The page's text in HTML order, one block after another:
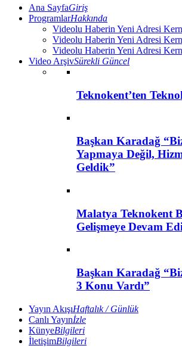
Ana SayfaGiriş
ProgramlarHakkında
Videolu Haberin Yeni Adresi
Videolu Haberin Yeni Adresi
Videolu Haberin Yeni Adresi
Video ArşivSürekli Güncel
Teknokent’ten
Başkan Karadağ
Yapmaya Değil,
Geldik”
Malatya Teknokent
Gelişmeye Devam
Başkan Karadağ
3 Konu Vardı”
Yayın AkışıHaftalık / Günlük
Canlı Yayınİzle
KünyeBilgileri
İletişimBilgileri